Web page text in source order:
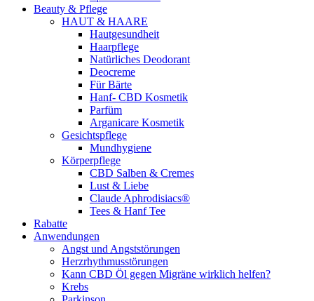
Beauty & Pflege
HAUT & HAARE
Hautgesundheit
Haarpflege
Natürliches Deodorant
Deocreme
Für Bärte
Hanf- CBD Kosmetik
Parfüm
Arganicare Kosmetik
Gesichtspflege
Mundhygiene
Körperpflege
CBD Salben & Cremes
Lust & Liebe
Claude Aphrodisiacs®
Tees & Hanf Tee
Rabatte
Anwendungen
Angst und Angststörungen
Herzrhythmusstörungen
Kann CBD Öl gegen Migräne wirklich helfen?
Krebs